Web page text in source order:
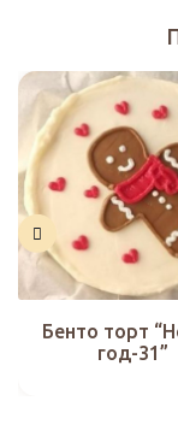
Бенто торт
год-31”